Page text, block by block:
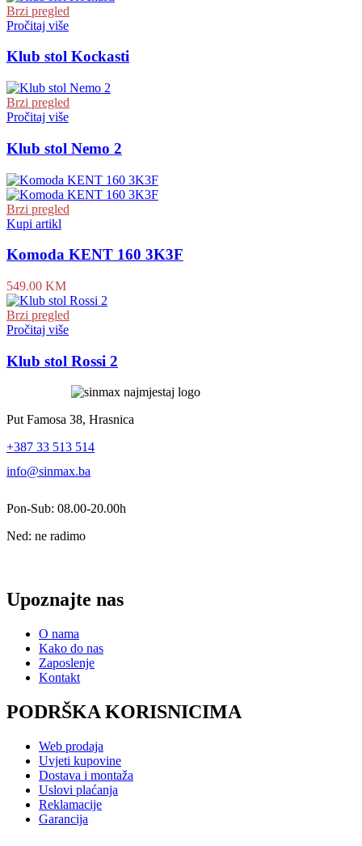
Brzi pregled
Pročitaj više
Klub stol Kockasti
Brzi pregled
Pročitaj više
Klub stol Nemo 2
Brzi pregled
Kupi artikl
Komoda KENT 160 3K3F
549.00 KM
Brzi pregled
Pročitaj više
Klub stol Rossi 2
Put Famosa 38, Hrasnica
+387 33 513 514
info@sinmax.ba
Pon-Sub: 08.00-20.00h
Ned: ne radimo
Upoznajte nas
O nama
Kako do nas
Zaposlenje
Kontakt
PODRŠKA KORISNICIMA
Web prodaja
Uvjeti kupovine
Dostava i montaža
Uslovi plaćanja
Reklamacije
Garancija